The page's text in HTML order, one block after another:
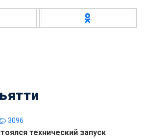
3096
технический запуск